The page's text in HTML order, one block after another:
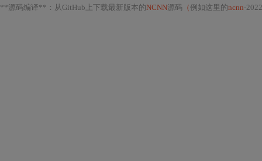
**源码编译**：从GitHub上下载最新版本的NCNN源码 （例如这里的ncnn-